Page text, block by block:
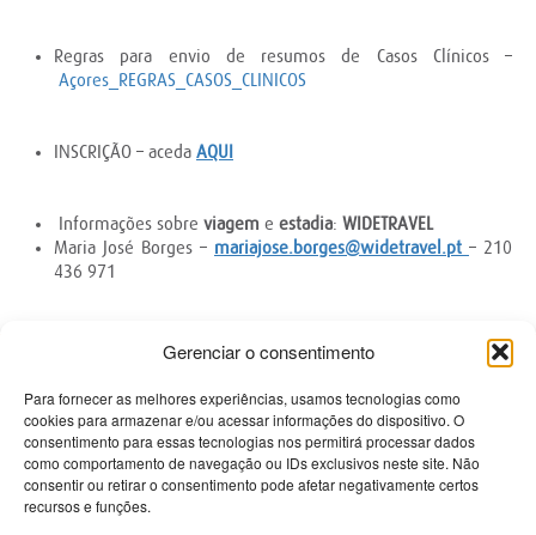
Gerenciar o consentimento
Para fornecer as melhores experiências, usamos tecnologias como
cookies para armazenar e/ou acessar informações do dispositivo. O
consentimento para essas tecnologias nos permitirá processar dados
como comportamento de navegação ou IDs exclusivos neste site. Não
consentir ou retirar o consentimento pode afetar negativamente certos
recursos e funções.
Regras para envio de resumos de Casos Clínicos –
Açores_REGRAS_CASOS_CLINICOS
INSCRIÇÃO – aceda AQUI
Informações sobre viagem e estadia: WIDETRAVEL
Maria José Borges – mariajose.borges@widetravel.pt – 210
436 971
PRISMÉDICA - Reciclagem e Informação Médica Lda
Avenida Miguel Bombarda 61-R/C Esq
1050-161 Lisboa